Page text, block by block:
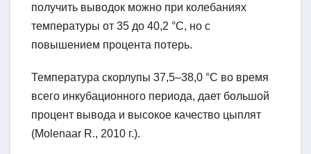
получить выводок можно при колебаниях
температуры от 35 до 40,2 °C, но с
повышением процента потерь.
Температура скорлупы 37,5–38,0 °C во время
всего инкубационного периода, дает большой
процент вывода и высокое качество цыплят
(Molenaar R., 2010 г.).